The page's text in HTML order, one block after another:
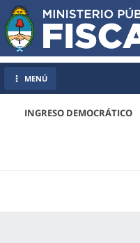
INGRESO DEMOCRÁTICO
MENÚ